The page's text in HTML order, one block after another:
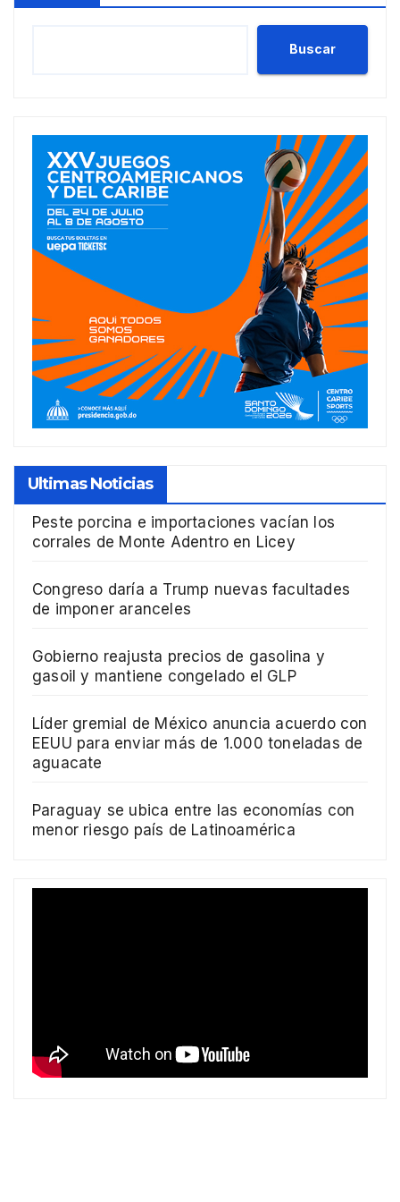
Buscar
Ultimas Noticias
Peste porcina e importaciones vacían los
corrales de Monte Adentro en Licey
Congreso daría a Trump nuevas facultades
de imponer aranceles
Gobierno reajusta precios de gasolina y
gasoil y mantiene congelado el GLP
Líder gremial de México anuncia acuerdo con
EEUU para enviar más de 1.000 toneladas de
aguacate
Paraguay se ubica entre las economías con
menor riesgo país de Latinoamérica